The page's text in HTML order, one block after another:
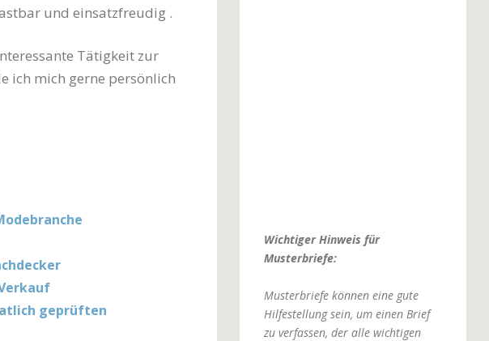
und einsatzfreudig .
Tätigkeit zur
ich mich gerne persönlich
geprüften
Wichtiger Hinweis für
Musterbriefe:
Musterbriefe können eine gute
Hilfestellung sein, um einen Brief
zu verfassen, der alle wichtigen